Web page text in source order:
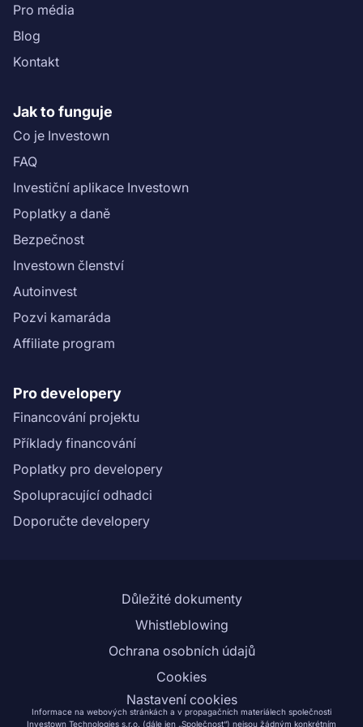
Pro média
Blog
Kontakt
Jak to funguje
Co je Investown
FAQ
Investiční aplikace Investown
Poplatky a daně
Bezpečnost
Investown členství
Autoinvest
Pozvi kamaráda
Affiliate program
Pro developery
Financování projektu
Příklady financování
Poplatky pro developery
Spolupracující odhadci
Doporučte developery
Důležité dokumenty
Whistleblowing
Ochrana osobních údajů
Cookies
Nastavení cookies
Informace na webových stránkách a v propagačních materiálech společnosti
Investown Technologies s.r.o. (dále jen „Společnost“) nejsou žádným konkrétním